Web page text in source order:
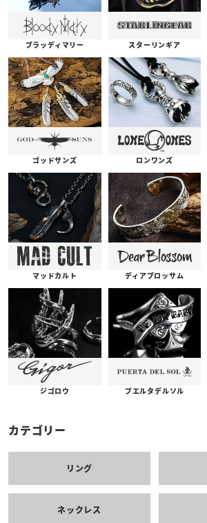
ブラッディマリー スターリンギア
ゴッドサンズ ロンワンズ
マッドカルト ディアブロッサム
ジゴロウ プエルタデルソル
カテゴリー
リング
ネックレス